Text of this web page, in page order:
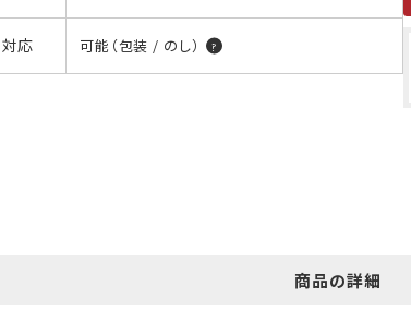
応 可能（包装 / のし）
について
ト対応の商品をご購入いただきますと、熨斗（のし）掛
商品の詳細